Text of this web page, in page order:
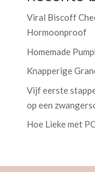
Viral Biscoff
Hormoonproof
Homemade
Knapperige
Vijf eerste
op een
Hoe Lieke met